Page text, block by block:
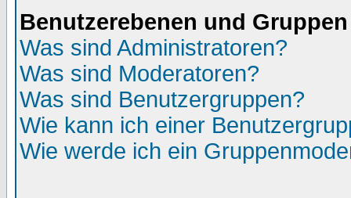
Benutzerebenen und Gruppen
Was sind Administratoren?
Was sind Moderatoren?
Was sind Benutzergruppen?
Wie kann ich einer
Wie werde ich ein